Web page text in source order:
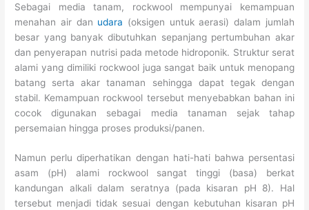
Sebagai media tanam, rockwool mempunyai kemampuan
menahan air dan udara (oksigen untuk aerasi) dalam jumlah
besar yang banyak dibutuhkan sepanjang pertumbuhan akar
dan penyerapan nutrisi pada metode hidroponik. Struktur serat
alami yang dimiliki rockwool juga sangat baik untuk menopang
batang serta akar tanaman sehingga dapat tegak dengan
stabil. Kemampuan rockwool tersebut menyebabkan bahan ini
cocok digunakan sebagai media tanaman sejak tahap
persemaian hingga proses produksi/panen.
Namun perlu diperhatikan dengan hati-hati bahwa persentasi
asam (pH) alami rockwool sangat tinggi (basa) berkat
kandungan alkali dalam seratnya (pada kisaran pH 8). Hal
tersebut menjadi tidak sesuai dengan kebutuhan kisaran pH